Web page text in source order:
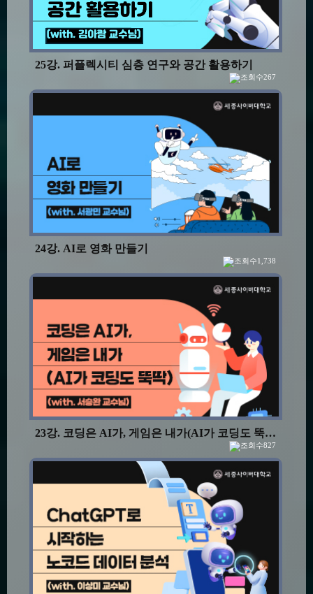
25강. 퍼플렉시티 심층 연구와 공간 활용하기
267
24강. AI로 영화 만들기
1,738
23강. 코딩은 AI가, 게임은 내가(AI가 코딩도 뚝딱)
827